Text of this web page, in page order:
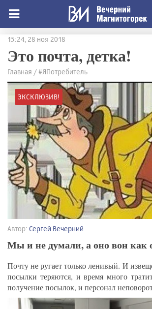
15:24, 28 ноя 2018
Это почта, детка!
Главная / #ЯПотребитель
ЭКСКЛЮЗИВ!
Автор: Сергей Вечерний
Мы и не думали, а оно вон как
Почту не ругает только ленивый. И
посылки теряются, и время много
получение посылок, и персонал